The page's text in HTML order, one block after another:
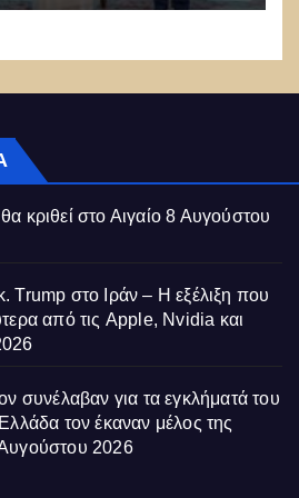
κριθεί στο Αιγαίο 8 Αυγούστου
στο Ιράν – Η εξέλιξη που
από τις Apple, Nvidia και
συνέλαβαν για τα εγκλήματά του
τον έκαναν μέλος της
2026